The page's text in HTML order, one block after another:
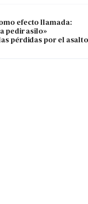
efecto llamada:
pedir asilo»
pérdidas por el